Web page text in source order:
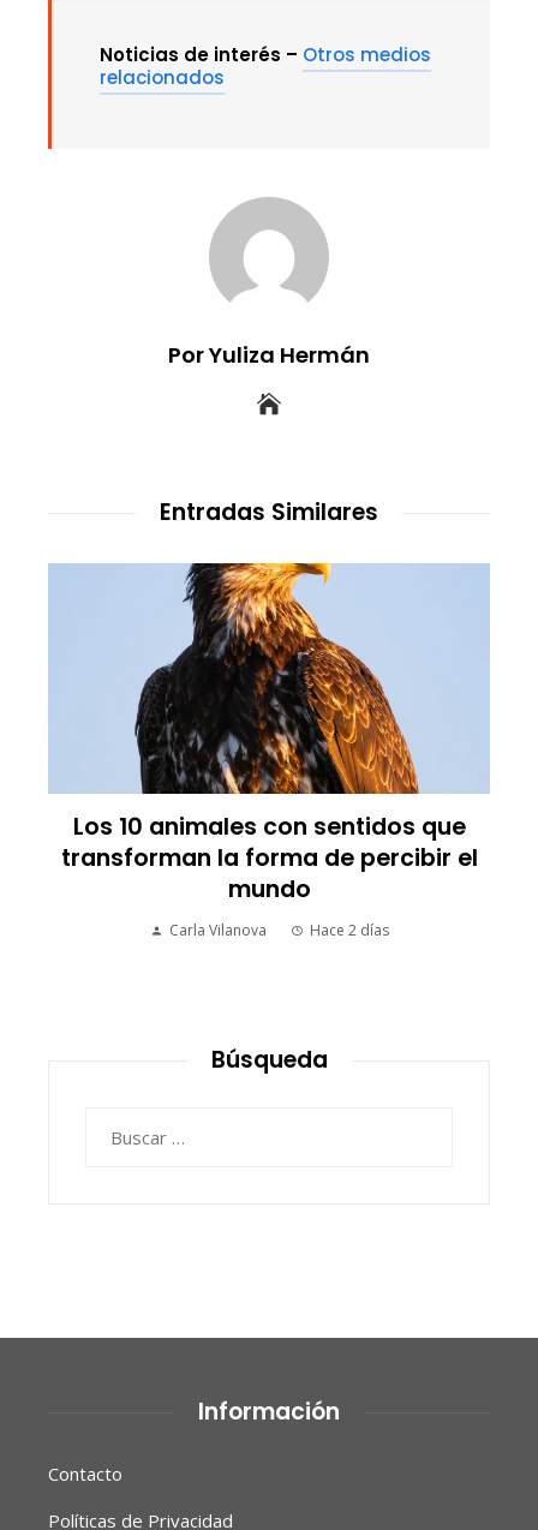
Noticias de interés – Otros medios
relacionados
Por Yuliza Hermán
Entradas Similares
Los 10 animales con sentidos que
transforman la forma de percibir el
mundo
Carla Vilanova Hace 2 días
Búsqueda
Información
Contacto
Políticas de Privacidad